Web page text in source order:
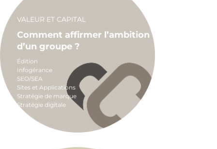
VALEUR ET CAPITAL
Comment affirmer l’ambition
d’un groupe ?
Édition
Infogérance
SEO/SEA
Sites et Applications
Stratégie de marque
Stratégie digitale